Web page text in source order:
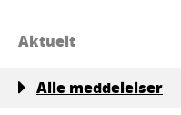
Aktuelt
Alle meddelelser